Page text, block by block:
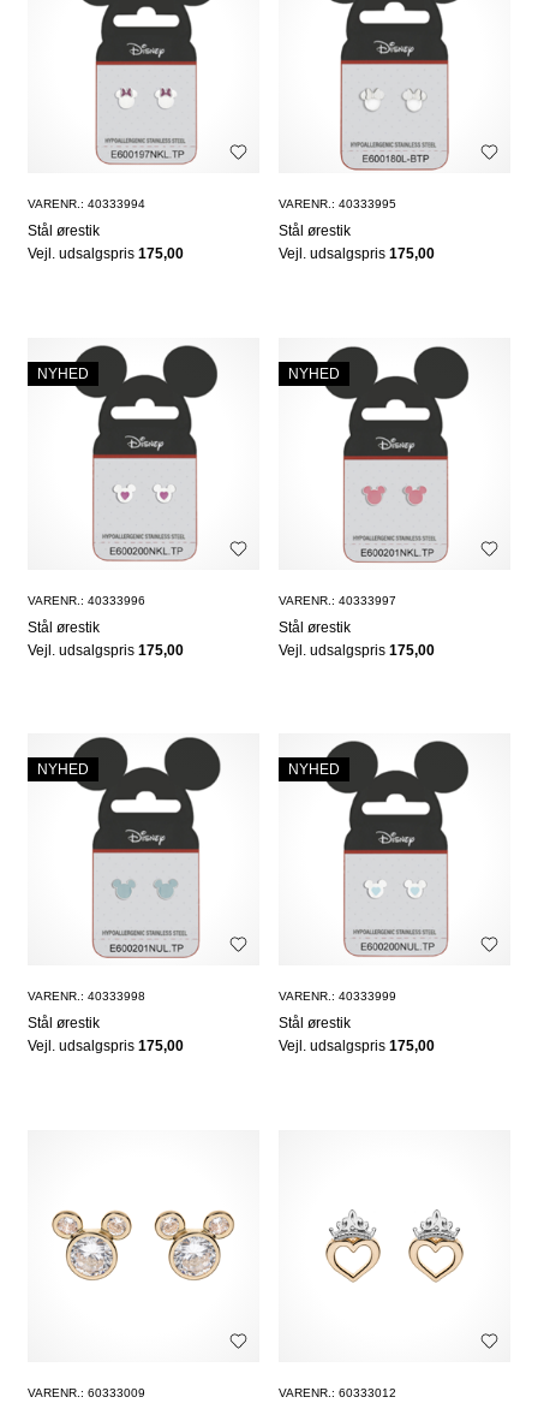
VARENR.: 40333994
Stål ørestik
Vejl. udsalgspris 175,00
VARENR.: 40333995
Stål ørestik
Vejl. udsalgspris175,00
NYHED
VARENR.: 40333996
Stål ørestik
Vejl. udsalgspris 175,00
NYHED
VARENR.: 40333997
Stål ørestik
Vejl. udsalgspris175,00
NYHED
VARENR.: 40333998
Stål ørestik
Vejl. udsalgspris 175,00
NYHED
VARENR.: 40333999
Stål ørestik
Vejl. udsalgspris175,00
VARENR.: 60333009 VARENR.: 60333012